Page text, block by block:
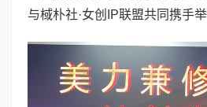
与棫朴社·女创IP联盟共同携手